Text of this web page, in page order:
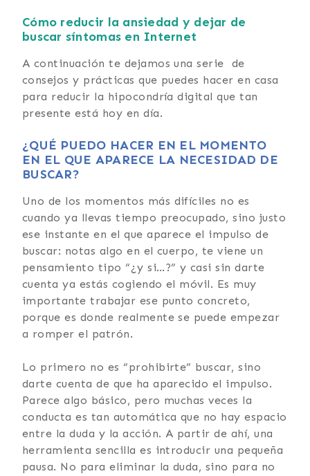
Cómo reducir la ansiedad y dejar de
buscar síntomas en Internet
A continuación te dejamos una serie de
consejos y prácticas que puedes hacer en casa
para reducir la hipocondría digital que tan
presente está hoy en día.
¿QUÉ PUEDO HACER EN EL MOMENTO
EN EL QUE APARECE LA NECESIDAD DE
BUSCAR?
Uno de los momentos más difíciles no es
cuando ya llevas tiempo preocupado, sino justo
ese instante en el que aparece el impulso de
buscar: notas algo en el cuerpo, te viene un
pensamiento tipo “¿y si…?” y casi sin darte
cuenta ya estás cogiendo el móvil. Es muy
importante trabajar ese punto concreto,
porque es donde realmente se puede empezar
a romper el patrón.
Lo primero no es “prohibirte” buscar, sino
darte cuenta de que ha aparecido el impulso.
Parece algo básico, pero muchas veces la
conducta es tan automática que no hay espacio
entre la duda y la acción. A partir de ahí, una
herramienta sencilla es introducir una pequeña
pausa. No para eliminar la duda, sino para no